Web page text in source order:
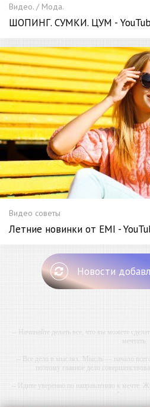
Видео. / Мода.
ШОПИНГ. СУМКИ. ЦУМ -
Видео советы
Летние новинки от EMI -
Новости
-- Начинайте делать все, что вы можете
мечтать.
-- Все дело в мыслях. Мысль — начало
поэтому главное дело
-- Идите уверенно по направлению к мечте.